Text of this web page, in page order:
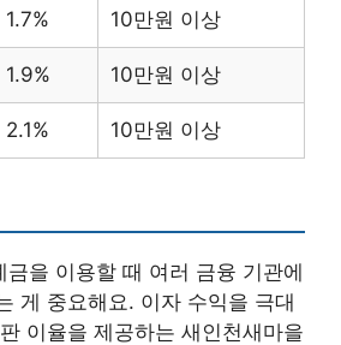
1.7% 10만원 이상
1.9% 10만원 이상
2.1% 10만원 이상
금을 이용할 때 여러 금융 기관에
게 중요해요. 이자 수익을 극대
이율을 제공하는 새인천새마을